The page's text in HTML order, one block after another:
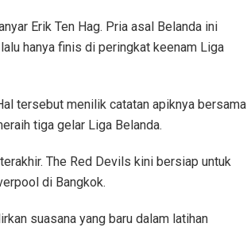
Erik Ten Hag. Pria asal Belanda ini
hanya finis di peringkat keenam Liga
tersebut menilik catatan apiknya bersama
tiga gelar Liga Belanda.
The Red Devils kini bersiap untuk
di Bangkok.
suasana yang baru dalam latihan